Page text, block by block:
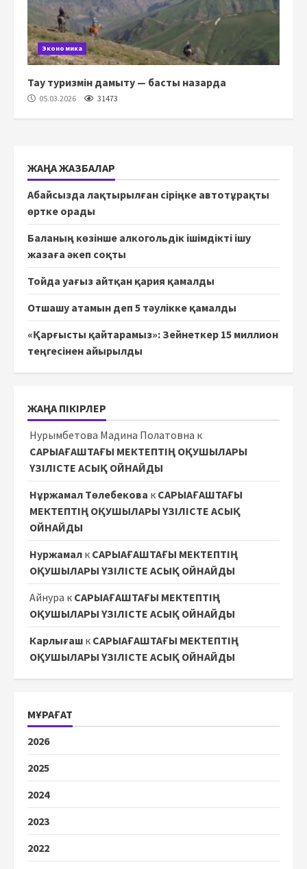
Экономика
Тау туризмін дамыту — басты назарда
05.03.2026 31473
ЖАҢА ЖАЗБАЛАР
Абайсызда лақтырылған сіріңке автотұрақты
өртке орады
Баланың көзінше алкогольдік ішімдікті ішу
жазаға әкеп соқты
Тойда уағыз айтқан қария қамалды
Отшашу атамын деп 5 тәулікке қамалды
«Қарғысты қайтарамыз»: Зейнеткер 15 миллион
теңгесінен айырылды
ЖАҢА ПІКІРЛЕР
Нурымбетова Мадина Полатовна к
САРЫАҒАШТАҒЫ МЕКТЕПТІҢ ОҚУШЫЛАРЫ
ҮЗІЛІСТЕ АСЫҚ ОЙНАЙДЫ
Нұржамал Төлебекова к САРЫАҒАШТАҒЫ
МЕКТЕПТІҢ ОҚУШЫЛАРЫ ҮЗІЛІСТЕ АСЫҚ
ОЙНАЙДЫ
Нуржамал к САРЫАҒАШТАҒЫ МЕКТЕПТІҢ
ОҚУШЫЛАРЫ ҮЗІЛІСТЕ АСЫҚ ОЙНАЙДЫ
Айнура к САРЫАҒАШТАҒЫ МЕКТЕПТІҢ
ОҚУШЫЛАРЫ ҮЗІЛІСТЕ АСЫҚ ОЙНАЙДЫ
Карлығаш к САРЫАҒАШТАҒЫ МЕКТЕПТІҢ
ОҚУШЫЛАРЫ ҮЗІЛІСТЕ АСЫҚ ОЙНАЙДЫ
МҰРАҒАТ
2026
2025
2024
2023
2022